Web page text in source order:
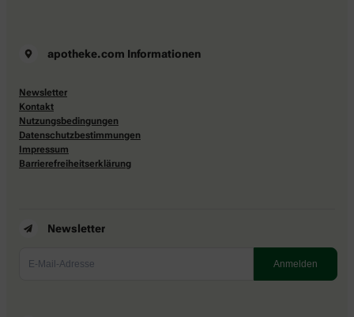
apotheke.com Informationen
Newsletter
Kontakt
Nutzungsbedingungen
Datenschutzbestimmungen
Impressum
Barrierefreiheitserklärung
Newsletter